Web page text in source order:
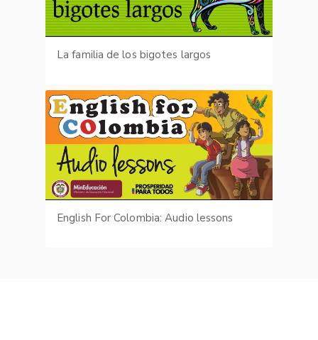
La familia de los bigotes largos
English For Colombia: Audio lessons